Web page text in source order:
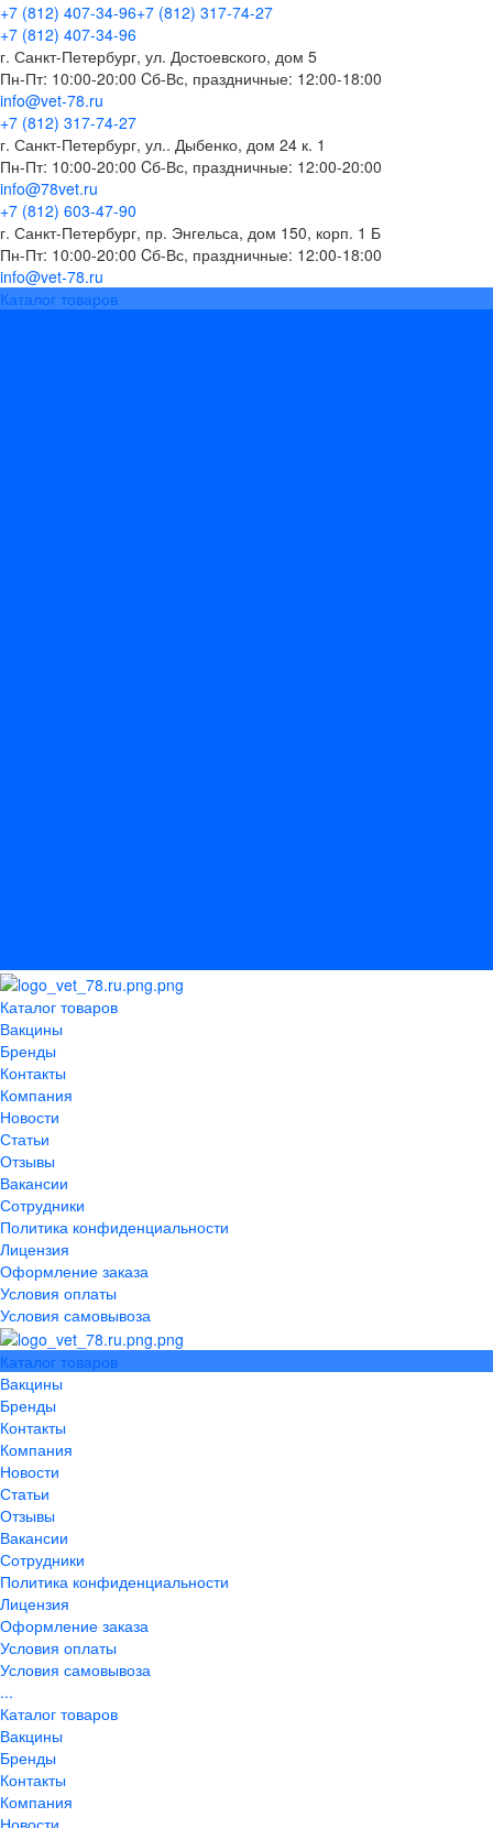
+7 (812) 407-34-96+7 (812) 317-74-27
+7 (812) 407-34-96
г. Санкт-Петербург, ул. Достоевского, дом 5
Пн-Пт: 10:00-20:00 Cб-Вс, праздничные: 12:00-18:00
info@vet-78.ru
+7 (812) 317-74-27
г. Санкт-Петербург, ул.. Дыбенко, дом 24 к. 1
Пн-Пт: 10:00-20:00 Cб-Вс, праздничные: 12:00-20:00
info@78vet.ru
+7 (812) 603-47-90
г. Санкт-Петербург, пр. Энгельса, дом 150, корп. 1 Б
Пн-Пт: 10:00-20:00 Cб-Вс, праздничные: 12:00-18:00
info@vet-78.ru
Каталог товаров
Каталог товаров
Вакцины
Бренды
Контакты
Компания
Новости
Статьи
Отзывы
Вакансии
Сотрудники
Политика конфиденциальности
Лицензия
Оформление заказа
Условия оплаты
Условия самовывоза
Каталог товаров
Вакцины
Бренды
Контакты
Компания
Новости
Статьи
Отзывы
Вакансии
Сотрудники
Политика конфиденциальности
Лицензия
Оформление заказа
Условия оплаты
Условия самовывоза
...
Каталог товаров
Вакцины
Бренды
Контакты
Компания
Новости